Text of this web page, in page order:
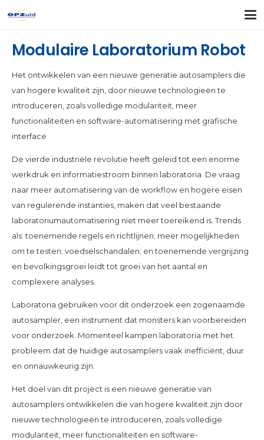
Modulaire Laboratorium Robot
Het ontwikkelen van een nieuwe generatie autosamplers die
van hogere kwaliteit zijn, door nieuwe technologieën te
introduceren, zoals volledige modulariteit, meer
functionaliteiten en software-automatisering met grafische
interface
De vierde industriële revolutie heeft geleid tot een enorme
werkdruk en informatiestroom binnen laboratoria. De vraag
naar meer automatisering van de workflow en hogere eisen
van regulerende instanties, maken dat veel bestaande
laboratoriumautomatisering niet meer toereikend is. Trends
als: toenemende regels en richtlijnen; meer mogelijkheden
om te testen; voedselschandalen; en toenemende vergrijzing
en bevolkingsgroei leidt tot groei van het aantal en
complexere analyses.
Laboratoria gebruiken voor dit onderzoek een zogenaamde
autosampler, een instrument dat monsters kan voorbereiden
voor onderzoek. Momenteel kampen laboratoria met het
probleem dat de huidige autosamplers vaak inefficiënt, duur
en onnauwkeurig zijn.
Het doel van dit project is een nieuwe generatie van
autosamplers ontwikkelen die van hogere kwaliteit zijn door
nieuwe technologieën te introduceren, zoals volledige
modulariteit, meer functionaliteiten en software-